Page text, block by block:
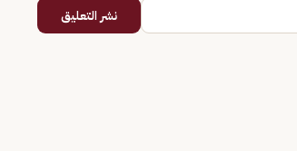
نشر التعليق